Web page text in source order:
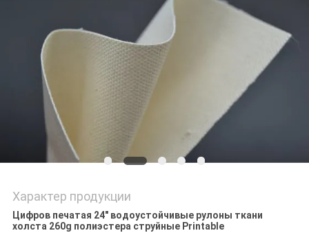
Характер продукции
Цифров печатая 24" водоустойчивые рулоны ткани
холста 260g полиэстера струйные Printable